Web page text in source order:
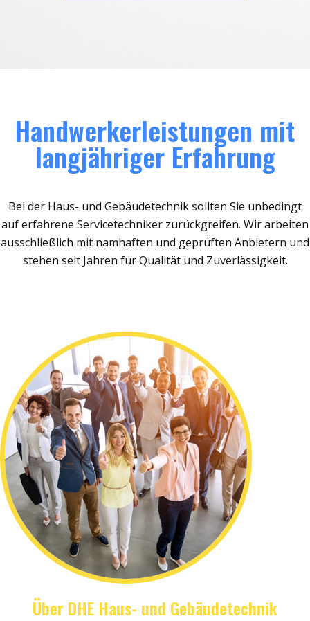
Handwerkerleistungen mit
langjähriger Erfahrung
Bei der Haus- und Gebäudetechnik sollten Sie unbedingt
auf erfahrene Servicetechniker zurückgreifen. Wir arbeiten
ausschließlich mit namhaften und geprüften Anbietern und
stehen seit Jahren für Qualität und Zuverlässigkeit.
Über DHE Haus- und Gebäudetechnik